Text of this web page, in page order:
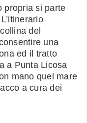
propria si parte
del
una
ed il tratto
a Punta Licosa
mano quel mare
a cura dei